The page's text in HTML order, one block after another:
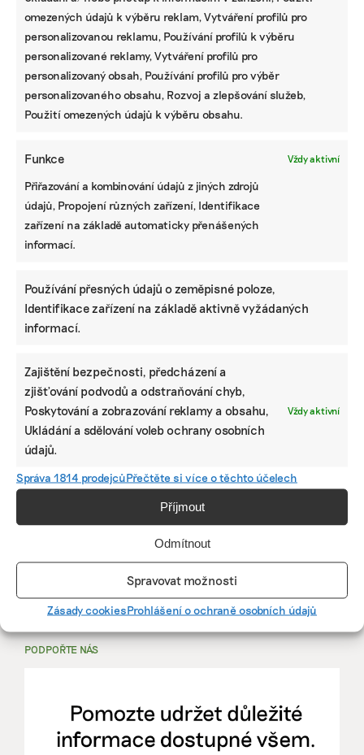
omezených údajů k výběru reklam, Vytváření profilů pro
personalizovanou reklamu, Používání profilů k výběru
personalizované reklamy, Vytváření profilů pro
personalizovaný obsah, Používání profilů pro výběr
personalizovaného obsahu, Rozvoj a zlepšování služeb,
Použití omezených údajů k výběru obsahu.
Funkce Vždy aktivní
Přiřazování a kombinování údajů z jiných zdrojů
údajů, Propojení různých zařízení, Identifikace
zařízení na základě automaticky přenášených
informací.
Používání přesných údajů o zeměpisné poloze,
Identifikace zařízení na základě aktivně vyžádaných
informací.
Zajištění bezpečnosti, předcházení a
zjišťování podvodů a odstraňování chyb,
Poskytování a zobrazování reklamy a obsahu,
Ukládání a sdělování voleb ochrany osobních
údajů.
Vždy aktivní
Správa 1814 prodejcůPřečtěte si více o těchto účelech
Příjmout
Odmítnout
Spravovat možnosti
Zásady cookiesProhlášení o ochraně osobních údajů
PRÁCE, KTERÁ ZLEPŠÍ SVĚT
mutualus
udržitelnosti
právnička/právník
Více naEkoJobs>
PODPOŘTE NÁS